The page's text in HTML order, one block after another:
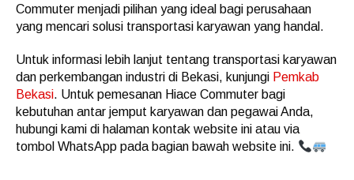
Commuter menjadi pilihan yang ideal bagi perusahaan
yang mencari solusi transportasi karyawan yang handal.
Untuk informasi lebih lanjut tentang transportasi karyawan
dan perkembangan industri di Bekasi, kunjungi Pemkab
Bekasi. Untuk pemesanan Hiace Commuter bagi
kebutuhan antar jemput karyawan dan pegawai Anda,
hubungi kami di halaman kontak website ini atau via
tombol WhatsApp pada bagian bawah website ini.